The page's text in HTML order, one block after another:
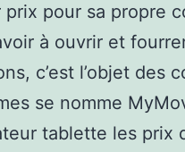
pour sa propre
à ouvrir et
c’est l’objet des
se nomme
tablette les prix